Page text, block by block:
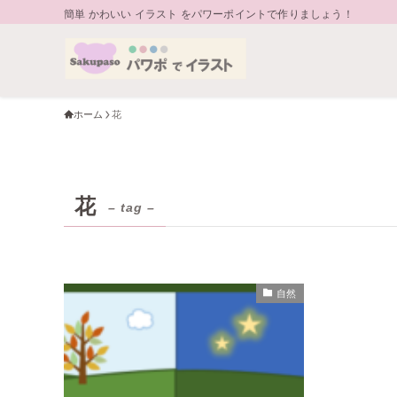
簡単 かわいい イラスト をパワーポイントで作りましょう！
ホーム 花
花 – tag –
自然